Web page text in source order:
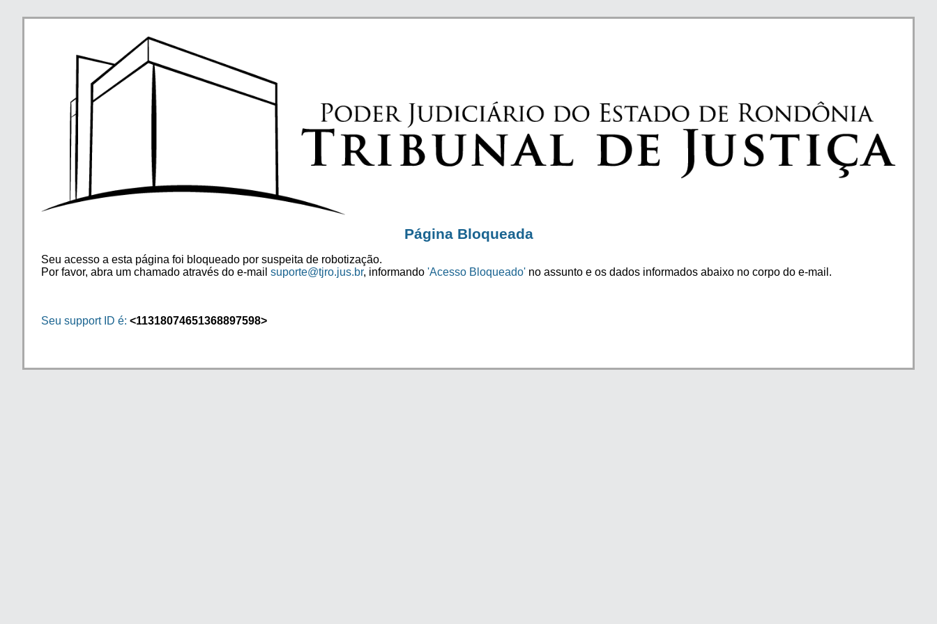
Página Bloqueada
Seu acesso a esta página foi bloqueado por suspeita de robotização.
Por favor, abra um chamado através do e-mail suporte@tjro.jus.br, informando 'Acesso Bloqueado' no assunto e os dados informados abaixo no corpo do e-mail.
Seu support ID é: <11318074651368897598>